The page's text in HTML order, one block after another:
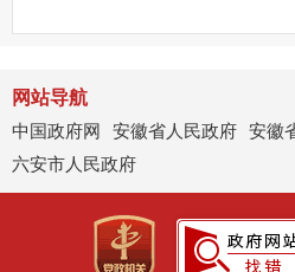
网站导航
中国政府网
安徽省人民政府 安徽
六安市人民政府